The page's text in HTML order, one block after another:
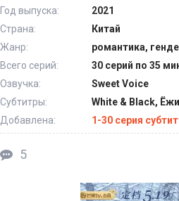
Год выпуска:
2021
Страна:
Китай
Жанр:
романтика,
Всего серий:
30 серий по 35
Озвучка:
Sweet Voice
Субтитры:
White & Black,
Добавлена:
1-30 серия
5